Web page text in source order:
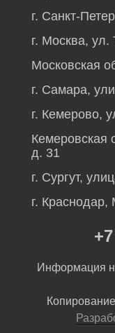
г. Санкт-
г. Москва,
Московская
г. Самара,
г. Кемерово,
Кемеровская
д. 31
г. Сургут,
г.
Информация